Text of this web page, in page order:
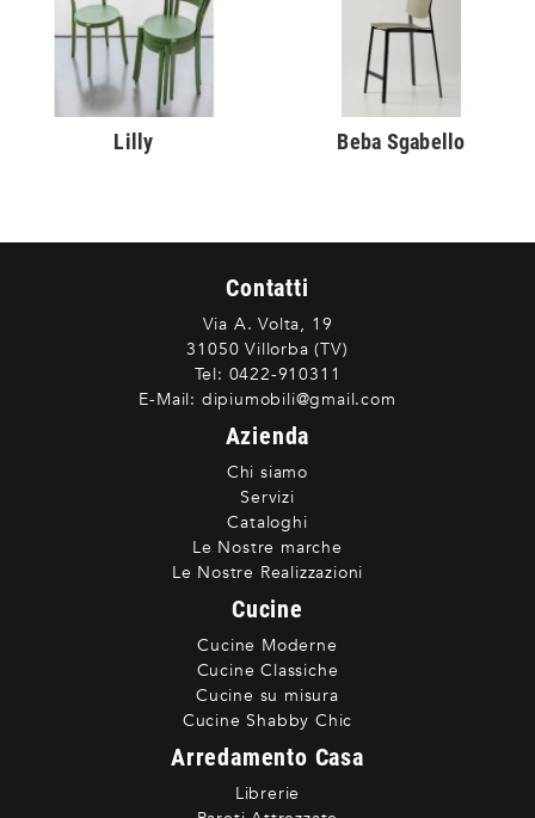
Lilly Beba Sgabello
Contatti
Via A. Volta, 19
31050 Villorba (TV)
Tel: 0422-910311
E-Mail: dipiumobili@gmail.com
Azienda
Chi siamo
Servizi
Cataloghi
Le Nostre marche
Le Nostre Realizzazioni
Cucine
Cucine Moderne
Cucine Classiche
Cucine su misura
Cucine Shabby Chic
Arredamento Casa
Librerie